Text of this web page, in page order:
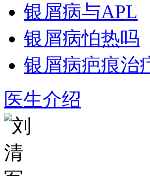
银屑病与APL
银屑病怕热吗
银屑病疤痕治
医生介绍